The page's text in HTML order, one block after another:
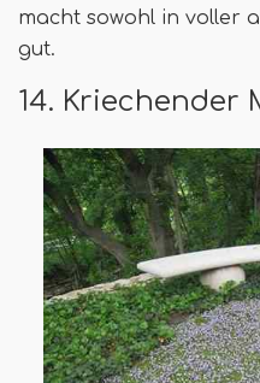
macht sowohl in voller
gut.
14. Kriechender